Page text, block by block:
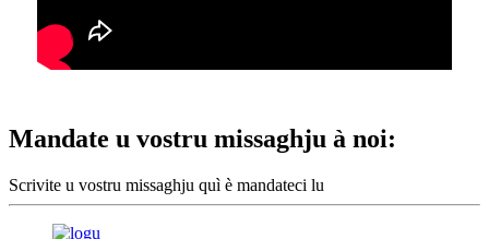
Mandate u vostru missaghju à noi:
Scrivite u vostru missaghju quì è mandateci lu